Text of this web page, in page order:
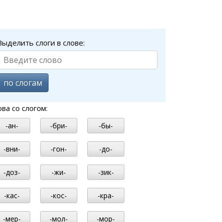
слоги в слове:
по слогам
со слогом:
-ан- -бри- -бы-
-вни- -гон- -до-
-доз- -жи- -зик-
-кас- -кос- -кра-
-мер- -мол- -мор-